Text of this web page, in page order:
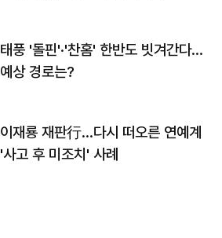
태풍 '돌핀'·'찬홈' 한반도 빗겨간다…
예상 경로는?
이재룡 재판行…다시 떠오른 연예계
'사고 후 미조치' 사례